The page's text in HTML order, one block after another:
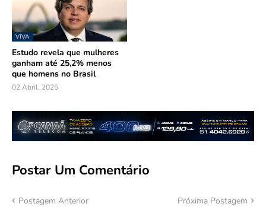
VIVA
Estudo revela que mulheres
ganham até 25,2% menos
que homens no Brasil
02 Abril, 2025
Postar Um Comentário
Postagem Anterior Próxima Postagem